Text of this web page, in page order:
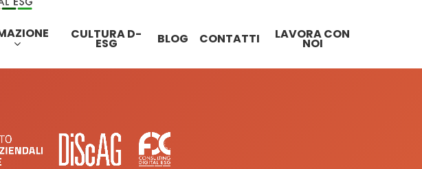
CULTURA D-
ESG BLOG CONTATTI LAVORA CON
NOI